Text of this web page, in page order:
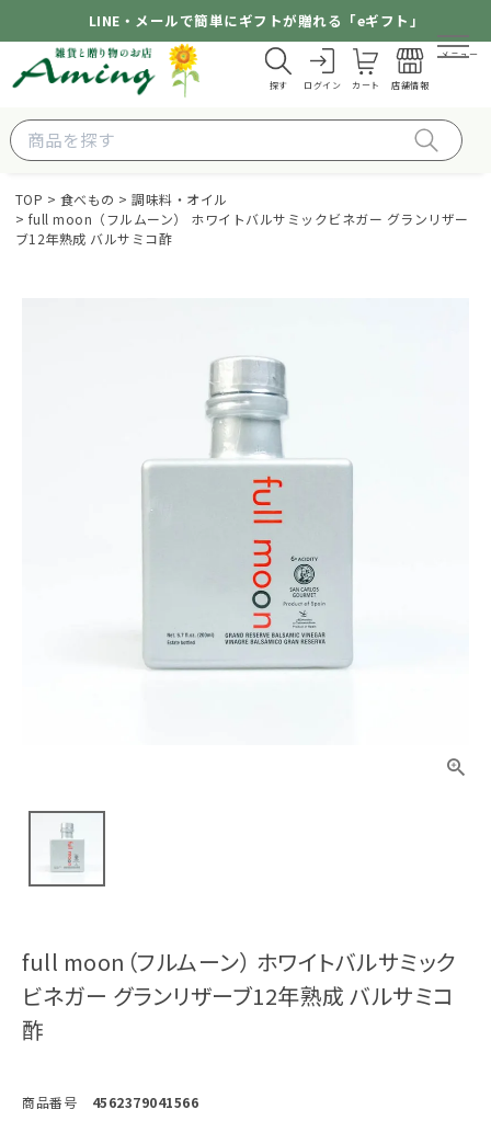
LINE・メールで簡単にギフトが贈れる「eギフト」
探す ログイン カート 店舗情報
メニュー
TOP 食べもの
調味料・オイル
full moon（フルムーン） ホワイトバルサミックビネガー グランリザー
ブ12年熟成 バルサミコ酢
full moon（フルムーン） ホワイトバルサミック
ビネガー グランリザーブ12年熟成 バルサミコ
酢
商品番号 4562379041566